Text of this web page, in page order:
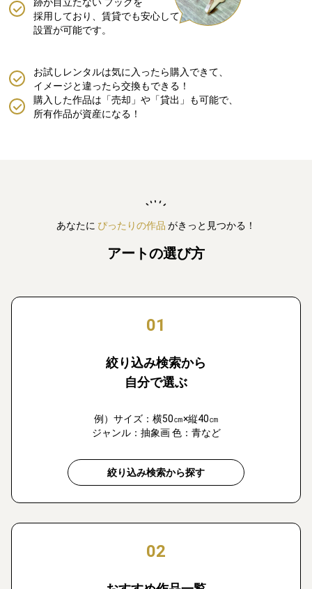
採用しており、賃貸でも安心して
設置が可能です。
購入した作品は「売却」や「貸出」も可能で、
所有作品が資産になる！
お試しレンタルは気に入ったら購入できて、
イメージと違ったら交換もできる！
あなたに ぴったりの作品 がきっと見つかる！
アートの選び方
01
絞り込み検索から
自分で選ぶ
例）サイズ：横50㎝×縦40㎝
ジャンル：抽象画 色：青など
絞り込み検索から探す
02